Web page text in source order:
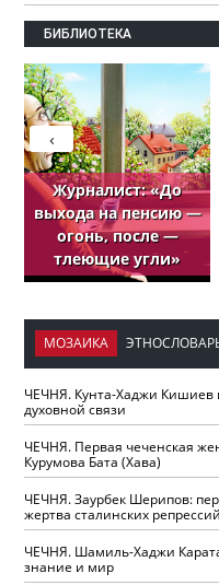
БИБЛИОТЕКА
Журналист: «До
выхода на пенсию —
огонь, после —
тлеющие угли»
‹
МОЗАИКА
ЧЕЧНЯ. Кунта-Хаджи Кишиев
духовной связи
ЧЕЧНЯ. Первая чеченская
Курумова Бата (Хава)
ЧЕЧНЯ. Заурбек Шерипов:
жертва сталинских репрессий
ЧЕЧНЯ. Шамиль-Хаджи
знание и мир